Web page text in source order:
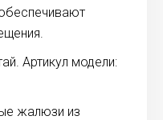
Артикул модели:
жалюзи из